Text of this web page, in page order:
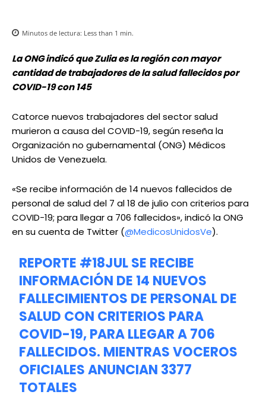
Minutos de lectura: Less than 1 min.
La ONG indicó que Zulia es la región con mayor
cantidad de trabajadores de la salud fallecidos por
COVID-19 con 145
Catorce nuevos trabajadores del sector salud
murieron a causa del COVID-19, según reseña la
Organización no gubernamental (ONG) Médicos
Unidos de Venezuela.
«Se recibe información de 14 nuevos fallecidos de
personal de salud del 7 al 18 de julio con criterios para
COVID-19; para llegar a 706 fallecidos», indicó la ONG
en su cuenta de Twitter (@MedicosUnidosVe).
REPORTE #18JULSE RECIBE
INFORMACIÓN DE 14 NUEVOS
FALLECIMIENTOS DE PERSONAL DE
SALUD CON CRITERIOS PARA
COVID-19, PARA LLEGAR A 706
FALLECIDOS. MIENTRAS VOCEROS
OFICIALES ANUNCIAN 3377
TOTALES